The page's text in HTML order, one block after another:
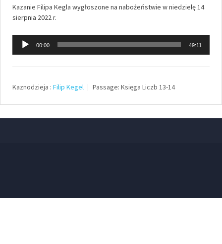
Kazanie Filipa Kegla wygłoszone na nabożeństwie w niedzielę 14
sierpnia 2022 r.
Odtwarzacz
plików
dźwiękowych
00:00 49:11
Kaznodzieja : Filip Kegel Passage: Księga Liczb 13-14